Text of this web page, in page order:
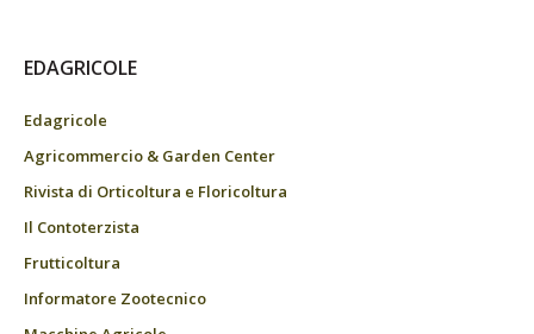
EDAGRICOLE
Edagricole
Agricommercio & Garden Center
Rivista di Orticoltura e Floricoltura
Il Contoterzista
Frutticoltura
Informatore Zootecnico